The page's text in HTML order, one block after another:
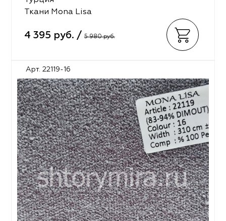
Ткани Mona Lisa
4 395 руб. / 5 980 руб.
Арт. 22119-16